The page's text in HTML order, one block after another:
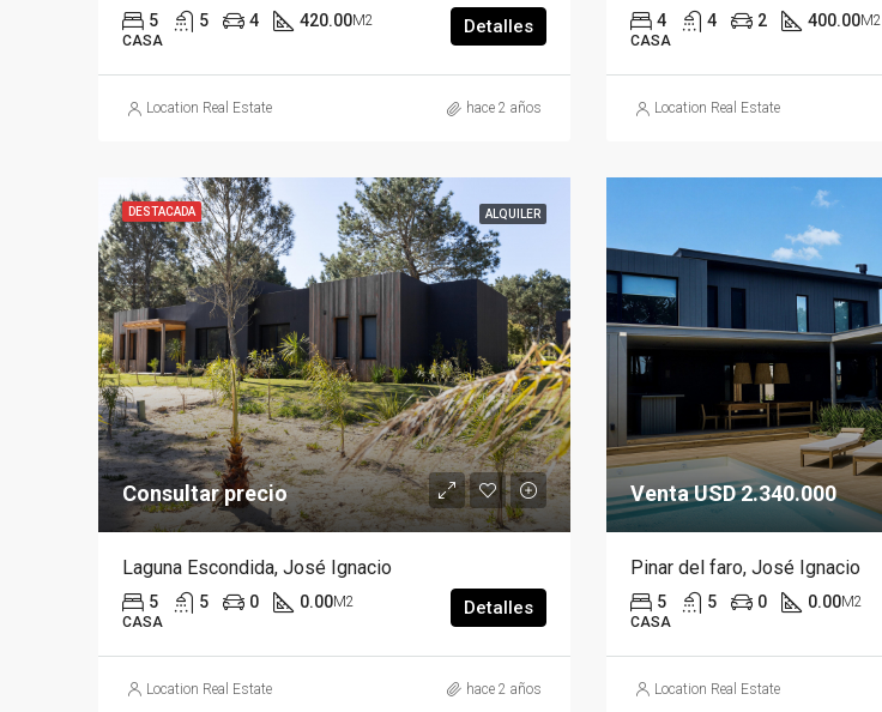
5 5 4 420.00M2
CASA
Detalles
Location Real Estate hace 2 años
4 4 2 400.00M2
CASA
Location Real Estate
DESTACADA ALQUILER
Consultar precio
Laguna Escondida, José Ignacio
5 5 0 0.00M2
CASA
Detalles
Location Real Estate hace 2 años
Venta USD 2.340.000
Pinar del faro, José Ignacio
5 5 0 0.00M2
CASA
Location Real Estate